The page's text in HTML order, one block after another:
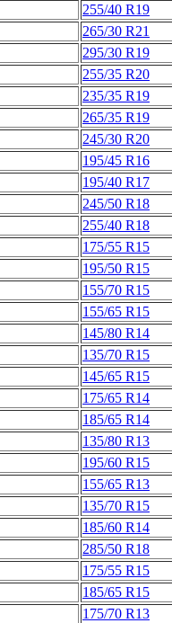
255/40 R19
265/30 R21
295/30 R19
255/35 R20
235/35 R19
265/35 R19
245/30 R20
195/45 R16
195/40 R17
245/50 R18
255/40 R18
175/55 R15
195/50 R15
155/70 R15
155/65 R15
145/80 R14
135/70 R15
145/65 R15
175/65 R14
185/65 R14
135/80 R13
195/60 R15
155/65 R13
135/70 R15
185/60 R14
285/50 R18
175/55 R15
185/65 R15
175/70 R13